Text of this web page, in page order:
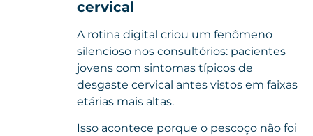
cervical
A rotina digital criou um fenômeno
silencioso nos consultórios: pacientes
jovens com sintomas típicos de
desgaste cervical antes vistos em faixas
etárias mais altas.
Isso acontece porque o pescoço não foi